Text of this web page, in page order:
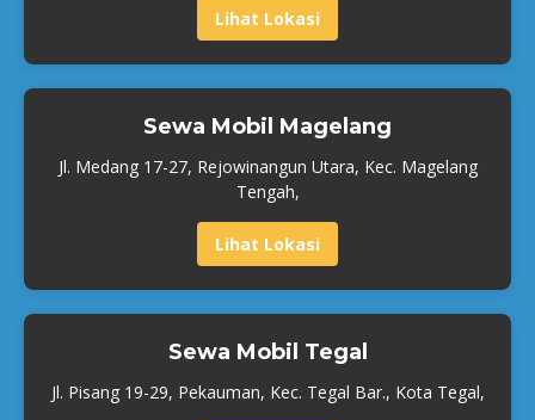
Lihat Lokasi
Sewa Mobil Magelang
Jl. Medang 17-27, Rejowinangun Utara, Kec. Magelang
Tengah,
Lihat Lokasi
Sewa Mobil Tegal
Jl. Pisang 19-29, Pekauman, Kec. Tegal Bar., Kota Tegal,